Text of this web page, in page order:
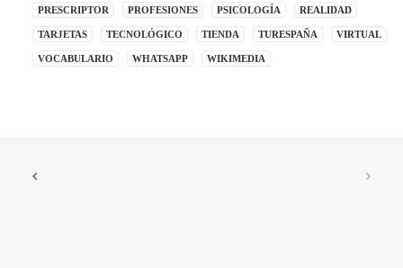
PRESCRIPTOR PROFESIONES PSICOLOGÍA REALIDAD
TARJETAS TECNOLÓGICO TIENDA TURESPAÑA VIRTUAL
VOCABULARIO WHATSAPP WIKIMEDIA